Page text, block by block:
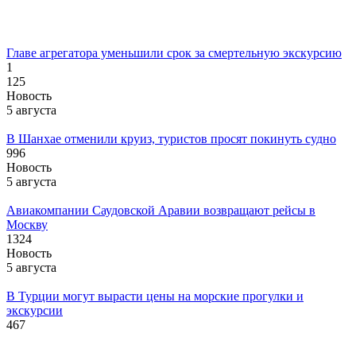
Главе агрегатора уменьшили срок за смертельную экскурсию
1
125
Новость
5 августа
В Шанхае отменили круиз, туристов просят покинуть судно
996
Новость
5 августа
Авиакомпании Саудовской Аравии возвращают рейсы в
Москву
1324
Новость
5 августа
В Турции могут вырасти цены на морские прогулки и
экскурсии
467